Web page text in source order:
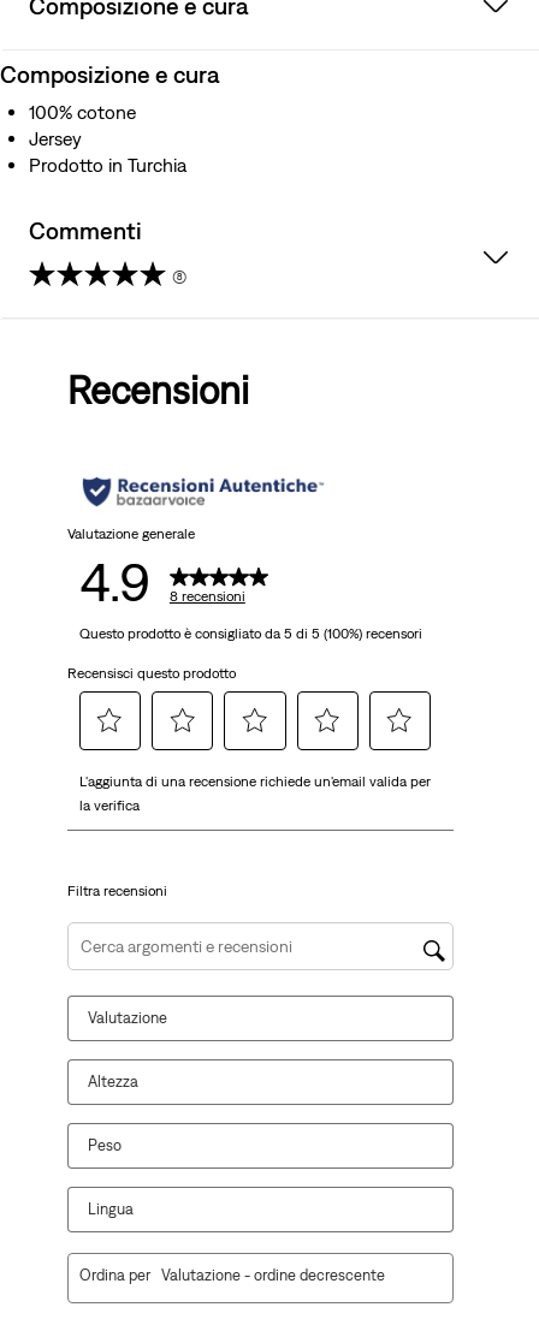
Composizione e cura
Composizione e cura
100% cotone
Jersey
Prodotto in Turchia
Commenti
(8)
recensioni
Recensioni
Valutazione generale
4.9 8 recensioni
Questo prodotto è consigliato da 5 di 5 (100%) recensori
Recensisci questo prodotto
per
valutare
una
1
stella.
Questa
azione
aprirà
il
modulo
di
invio.
per
2
stelle.
Questa
azione
aprirà
il
modulo
invio.
per
stelle.
Questa
azione
aprirà
modulo
invio.
per
stelle.
azione
aprirà
modulo
invio.
per
stelle.
Questa
azione
aprirà
modulo
invio.
L'aggiunta di una recensione richiede un'email valida per
la verifica
Filtra recensioni
Cerca argomenti e ricerca delle recensioni
Valutazione
Altezza
Peso
Lingua
Ordina per Valutazione - ordine decrescente